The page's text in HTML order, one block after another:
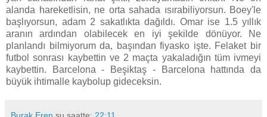
alanda hareketlisin, ne orta sahada ısırabiliyorsun. Boey'le
başlıyorsun, adam 2 sakatlıkta dağıldı. Omar ise 1.5 yıllık
aranın ardından olabilecek en iyi şekilde dönüyor. Ne
planlandı bilmiyorum da, başından fiyasko işte. Felaket bir
futbol sonrası kaybettin ve 2 maçta yakaladığın tüm ivmeyi
kaybettin. Barcelona - Beşiktaş - Barcelona hattında da
büyük ihtimalle kaybolup gideceksin.